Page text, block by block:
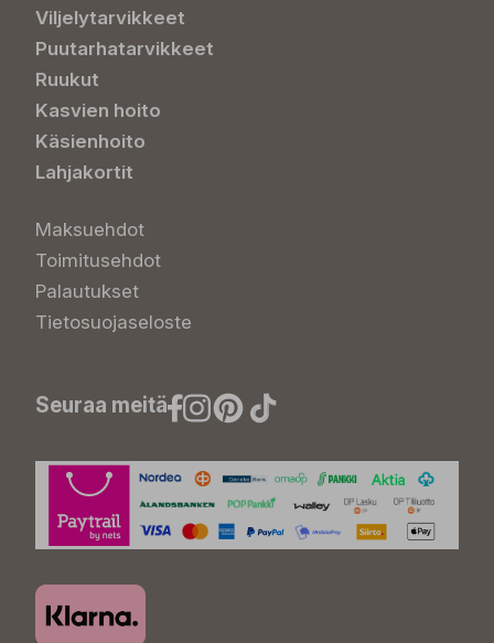
Viljelytarvikkeet
Puutarhatarvikkeet
Ruukut
Kasvien hoito
Käsienhoito
Lahjakortit
Maksuehdot
Toimitusehdot
Palautukset
Tietosuojaseloste
Seuraa meitä